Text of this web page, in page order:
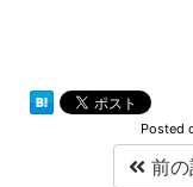
Posted
前